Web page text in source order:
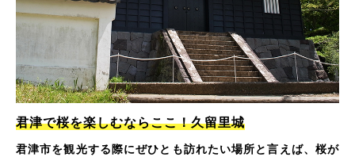
君津で桜を楽しむならここ！久留里城
君津市を観光する際にぜひとも訪れたい場所と言えば、桜が